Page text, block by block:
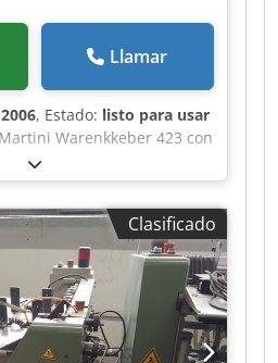
Llamar
2006, Estado: listo para usar
Warenkkeber 423 con
B 5/2, año 2006 para
grapadora de caballete.
En buen estado
Clasificado